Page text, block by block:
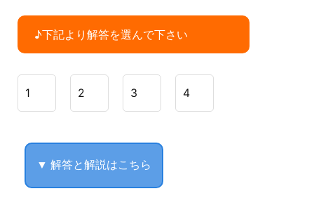
♪下記より解答を選んで下さい
1 2 3 4
▼ 解答と解説はこちら